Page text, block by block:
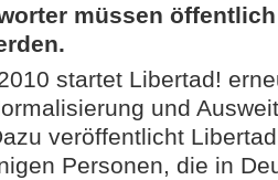
müssen
startet Libertad!
und
veröffentlicht
Personen, die in